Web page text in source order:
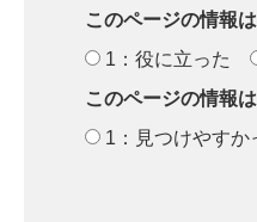
このページの情報
1：役に立った
このページの情報
1：見つけやすか